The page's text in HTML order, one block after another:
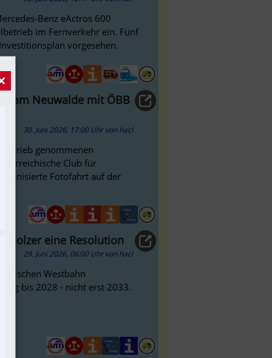
Benz eActros 600
im Fernverkehr ein. Fünf
vorgesehen.
am Neuwalde mit ÖBB
30. Juni 2026, 17:00 Uhr vonhacl
Betrieb genommenen
Club für
Fotofahrt auf der
Holzer eine Resolution
29. Juni 2026, 06:00 Uhr vonhacl
Westbahn
bis 2028 - nicht erst 2033.